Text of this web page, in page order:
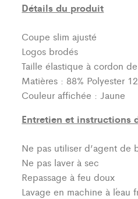
Détails du produit
Coupe slim ajusté
Logos brodés
Taille élastique à cordon
Matières : 88% Polyester
Couleur affichée : Jaune
Entretien et instructions
Ne pas utiliser d’agent de
Ne pas laver à sec
Repassage à feu doux
Lavage en machine à l´eau